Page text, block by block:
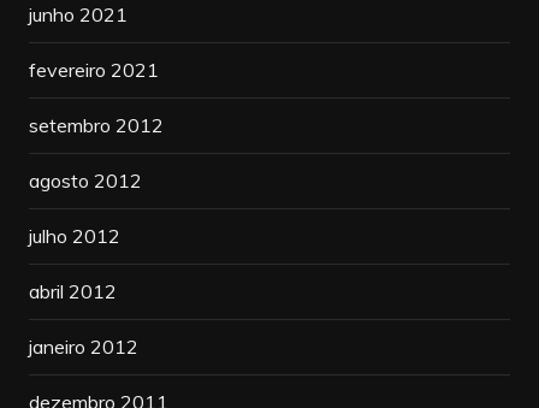
junho 2021
fevereiro 2021
setembro 2012
agosto 2012
julho 2012
abril 2012
janeiro 2012
dezembro 2011